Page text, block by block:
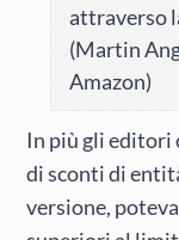
attraverso
(Martin
Amazon)
In più gli editori
di sconti di
versione,